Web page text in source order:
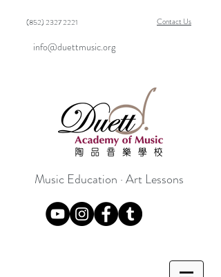
Contact Us
(852) 2327 2221
info@duettmusic.org
Music Education · Art Lessons